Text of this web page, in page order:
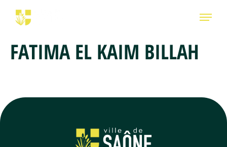
FATIMA EL KAIM BILLAH